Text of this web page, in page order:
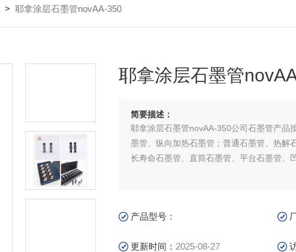
>耶拿涂层石墨管novAA-350
耶拿涂层石墨管
简要描述：
耶拿涂层石墨管novAA-350公司石墨管产品
墨管、纵向加热石墨管；普通石墨管、热解
长寿命石墨管、直筒石墨管、平台石墨管、
产品型号：
更新时间： 2025-08-27